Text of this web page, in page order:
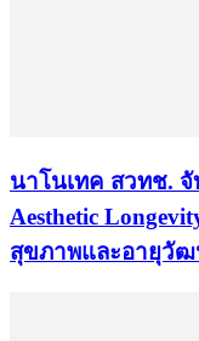
นาโนเทค สวทช. จั
Aesthetic
สุขภาพและอายุวั